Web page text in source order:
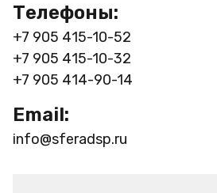
Телефоны:
+7 905 415-10-52
+7 905 415-10-32
+7 905 414-90-14
Email:
info@sferadsp.ru